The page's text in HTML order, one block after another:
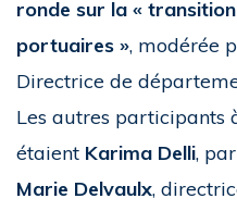
ronde sur la «
portuaires », modérée
Directrice de
Les autres participants
étaient Karima Delli,
Marie Delvaulx,